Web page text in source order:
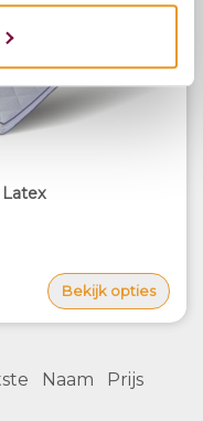
Bekijk opties
Naam Prijs